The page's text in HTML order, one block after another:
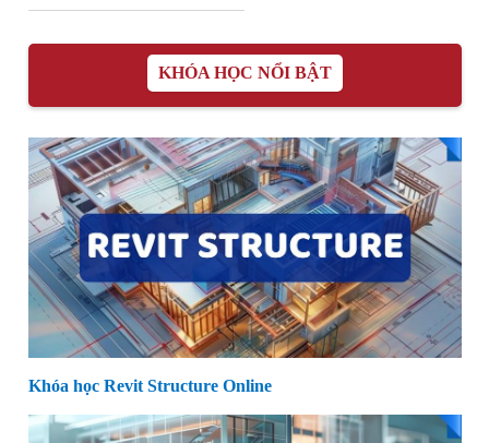
KHÓA HỌC NỔI BẬT
Khóa học Revit Structure Online